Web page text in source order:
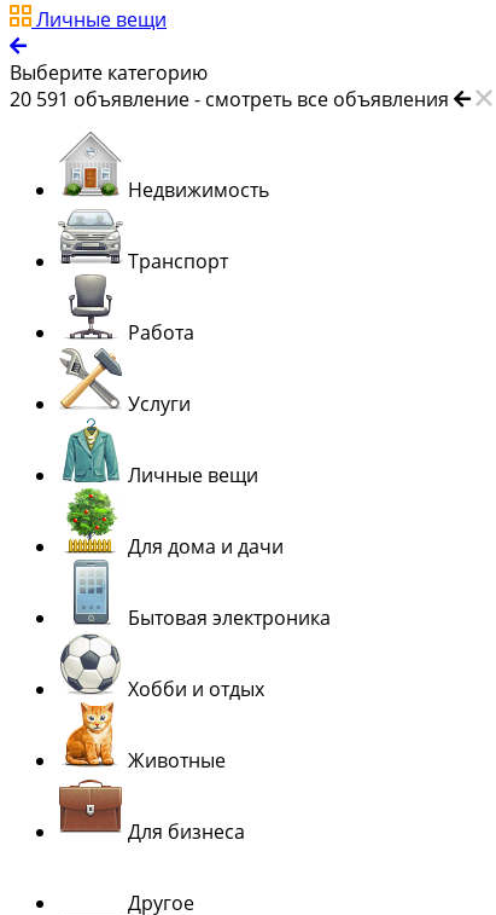
Личные вещи
Выберите категорию
20 591 объявление - смотреть все объявления
Недвижимость
Транспорт
Работа
Услуги
Личные вещи
Для дома и дачи
Бытовая электроника
Хобби и отдых
Животные
Для бизнеса
Другое